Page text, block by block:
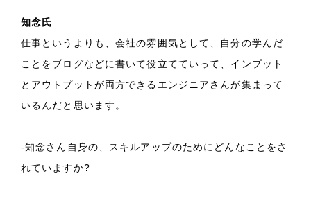
知念氏
仕事というよりも、会社の雰囲気として、自分の学んだ
ことをブログなどに書いて役立てていって、インプット
とアウトプットが両方できるエンジニアさんが集まって
いるんだと思います。
-知念さん自身の、スキルアップのためにどんなことをさ
れていますか?